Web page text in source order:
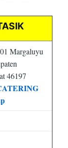
Margaluyu
46197